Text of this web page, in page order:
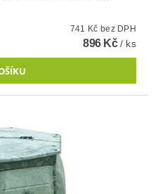
741 Kč bez DPH
896 Kč/ ks